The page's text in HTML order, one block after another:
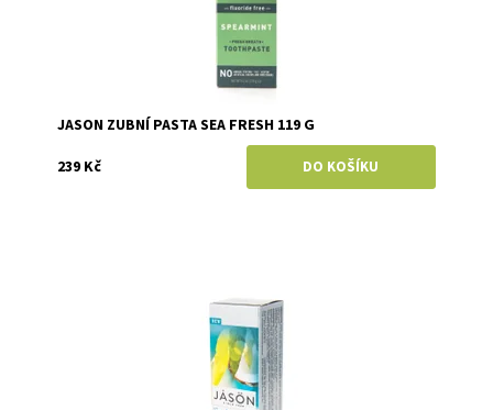
JASON ZUBNÍ PASTA SEA FRESH 119 G
239 Kč